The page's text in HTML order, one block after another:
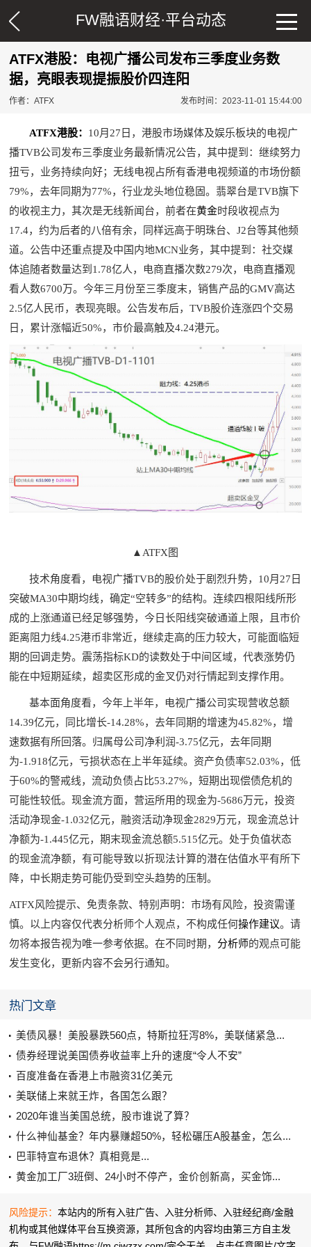
FW融语财经·平台动态
ATFX港股：电视广播公司发布三季度业务数
据，亮眼表现提振股价四连阳
作者：ATFX 发布时间：2023-11-01 15:44:00
ATFX港股： 10月27日，港股市场媒体及娱乐板块的电视广
播TVB公司发布三季度业务最新情况公告，其中提到：继续努力
扭亏，业务持续向好；无线电视占所有香港电视频道的市场份额
79%，去年同期为77%，行业龙头地位稳固。翡翠台是TVB旗下
的收视主力，其次是无线新闻台，前者在黄金时段收视点为
17.4，约为后者的八倍有余，同样远高于明珠台、J2台等其他频
道。公告中还重点提及中国内地MCN业务，其中提到：社交媒
体追随者数量达到1.78亿人，电商直播次数279次，电商直播观
看人数6700万。今年三月份至三季度末，销售产品的GMV高达
2.5亿人民币，表现亮眼。公告发布后，TVB股价连涨四个交易
日，累计涨幅近50%，市价最高触及4.24港元。
▲ATFX图
技术角度看，电视广播TVB的股价处于剧烈升势，10月27日
突破MA30中期均线，确定“空转多”的结构。连续四根阳线所形
成的上涨通道已经足够强势，今日长阳线突破通道上限，且市价
距离阻力线4.25港币非常近，继续走高的压力较大，可能面临短
期的回调走势。震荡指标KD的读数处于中间区域，代表涨势仍
能在中短期延续，超卖区形成的金叉仍对行情起到支撑作用。
基本面角度看，今年上半年，电视广播公司实现营收总额
14.39亿元，同比增长-14.28%，去年同期的增速为45.82%，增
速数据有所回落。归属母公司净利润-3.75亿元，去年同期
为-1.918亿元，亏损状态在上半年延续。资产负债率52.03%，低
于60%的警戒线，流动负债占比53.27%，短期出现偿债危机的
可能性较低。现金流方面，营运所用的现金为-5686万元，投资
活动净现金-1.032亿元，融资活动净现金2829万元，现金流总计
净额为-1.445亿元，期末现金流总额5.515亿元。处于负值状态
的现金流净额，有可能导致以折现法计算的潜在估值水平有所下
降，中长期走势可能仍受到空头趋势的压制。
ATFX风险提示、免责条款、特别声明：市场有风险，投资需谨
慎。以上内容仅代表分析师个人观点，不构成任何操作建议。请
勿将本报告视为唯一参考依据。在不同时期，分析师的观点可能
发生变化，更新内容不会另行通知。
热门文章
美债风暴！美股暴跌560点，特斯拉狂泻8%，美联储紧急...
债券经理说美国债券收益率上升的速度“令人不安”
百度准备在香港上市融资31亿美元
美联储上来就王炸，各国怎么跟？
2020年谁当美国总统，股市谁说了算？
什么神仙基金？年内暴赚超50%，轻松碾压A股基金，怎么...
巴菲特宣布退休？真相竟是...
黄金加工厂3班倒、24小时不停产，金价创新高，买金饰...
风险提示：本站内的所有入驻广告、入驻分析师、入驻经纪商/金融
机构或其他媒体平台互换资源，其所包含的内容均由第三方自主发